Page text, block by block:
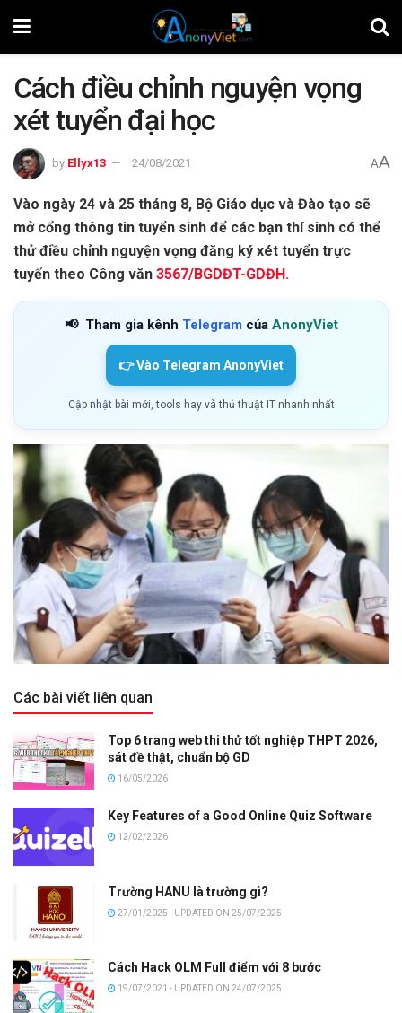
Cách điều chỉnh nguyện vọng
xét tuyển đại học
by Ellyx13 24/08/2021 AA
Vào ngày 24 và 25 tháng 8, Bộ Giáo dục và Đào tạo sẽ
mở cổng thông tin tuyển sinh để các bạn thí sinh có thể
thử điều chỉnh nguyện vọng đăng ký xét tuyển trực
tuyến theo Công văn 3567/BGDĐT-GDĐH.
📢 Tham gia kênh Telegram của AnonyViet
👉 Vào Telegram AnonyViet
Cập nhật bài mới, tools hay và thủ thuật IT nhanh nhất
Các bài viết liên quan
Top 6 trang web thi thử tốt nghiệp THPT 2026,
sát đề thật, chuẩn bộ GD
16/05/2026
Key Features of a Good Online Quiz Software
12/02/2026
Trường HANU là trường gì?
27/01/2025 - UPDATED ON 25/07/2025
Cách Hack OLM Full điểm với 8 bước
19/07/2021 - UPDATED ON 24/07/2025